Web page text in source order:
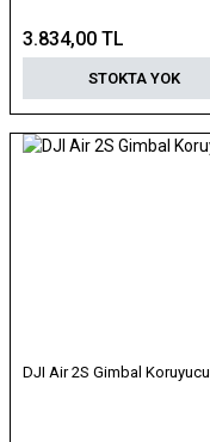
3.834,00 TL
STOKTA YOK
DJI Air 2S Gimbal Koruyucu